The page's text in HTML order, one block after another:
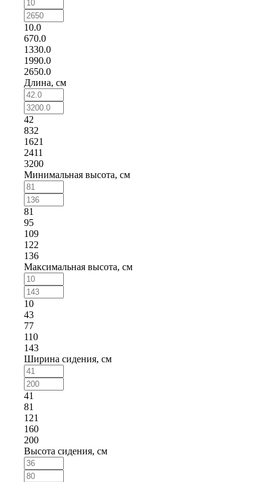
10.0
670.0
1330.0
1990.0
2650.0
Длина, см
42
832
1621
2411
3200
Минимальная высота, см
81
95
109
122
136
Максимальная высота, см
10
43
77
110
143
Ширина сидения, см
41
81
121
160
200
Высота сидения, см